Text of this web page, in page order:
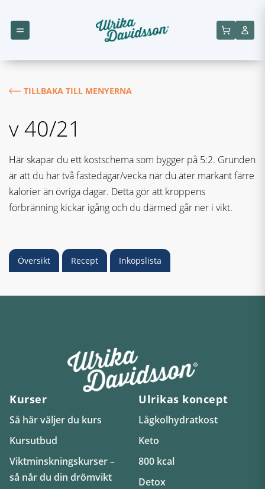
TILLBAKA TILL MENYERNA
v 40/21
Här skapar du ett kostschema som bygger på 5:2. Grunden
är att du har två fastedagar/vecka när du äter markant färre
kalorier än övriga dagar. Detta gör att kroppens
förbränning kickar igång och du därmed går ner i vikt.
Översikt Recept Inköpslista
Kurser
Så här väljer du kurs
Kursutbud
Viktminskningskurser –
så når du din drömvikt
Ulrikas koncept
Lågkolhydratkost
Keto
800 kcal
Detox